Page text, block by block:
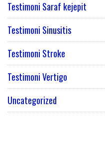
Testimoni Saraf kejepit
Testimoni Sinusitis
Testimoni Stroke
Testimoni Vertigo
Uncategorized